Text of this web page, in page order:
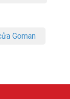
Goman